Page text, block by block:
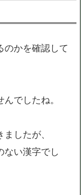
のかを確認して
でしたね。
したが、
ない漢字でし